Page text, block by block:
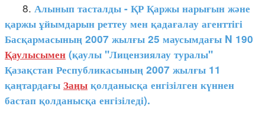
8. Алынып тасталды - ҚР Қаржы нарығын және
қаржы ұйымдарын реттеу мен қадағалау агенттігі
Басқармасының 2007 жылғы 25 маусымдағы N 190
Қаулысымен (қаулы "Лицензиялау туралы"
Қазақстан Республикасының 2007 жылғы 11
қаңтардағы Заңы қолданысқа енгізілген күннен
бастап қолданысқа енгізіледі).